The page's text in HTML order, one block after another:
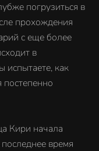
погрузиться в
прохождения
с еще более
в
испытаете, как
постепенно
Кири начала
время